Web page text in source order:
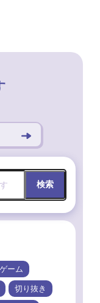
検索
ゲーム
切り抜き